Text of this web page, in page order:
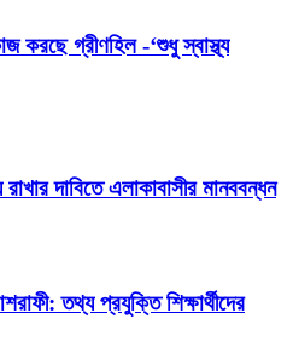
করছে গ্রীণহিল -‘শুধু স্বাস্থ্য
দাবিতে এলাকাবাসীর মানববন্ধন
তথ্য প্রযুক্তি শিক্ষার্থীদের